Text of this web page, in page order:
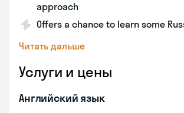
approach
Offers a chance to learn some
Читать дальше
Услуги и цены
Английский язык